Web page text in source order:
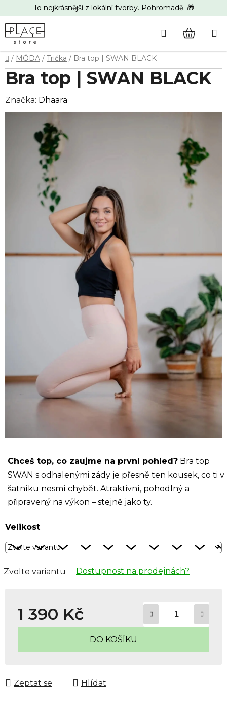
na
obsah
To nejkrásnější z lokální tvorby. Pohromadě. 🎁
Hledat
Domů
/ MÓDA / Trička / Bra top | SWAN BLACK
Chceš top, co zaujme na první pohled? Bra top
SWAN s odhalenými zády je přesně ten kousek, co ti v
šatníku nesmí chybět. Atraktivní, pohodlný a
připravený na výkon – stejně jako ty.
Velikost
Zvolte variantu Dostupnost na prodejnách?
1 390 Kč
Měrná cena:
DO KOŠÍKU
Zeptat se Hlídat
Bra top | SWAN BLACK
Značka: Dhaara